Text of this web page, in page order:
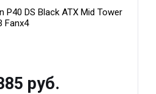
DS Black ATX Mid Tower
Fanx4
руб.